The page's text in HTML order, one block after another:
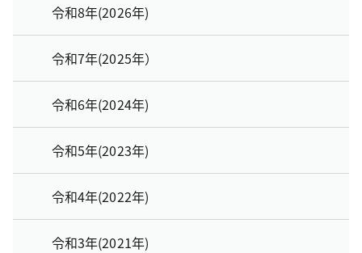
令和8年(2026年)
令和7年(2025年）
令和6年(2024年)
令和5年(2023年)
令和4年(2022年)
令和3年(2021年)